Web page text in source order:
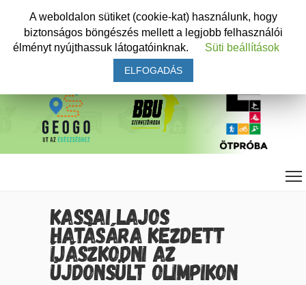
KASSAI LAJOS
HATÁSÁRA KEZDETT
ÍJÁSZKODNI AZ
ÚJDONSÜLT OLIMPIKON
A weboldalon sütiket (cookie-kat) használunk, hogy
biztonságos böngészés mellett a legjobb felhasználói
élményt nyújthassuk látogatóinknak.
Süti beállítások
ELFOGADÁS